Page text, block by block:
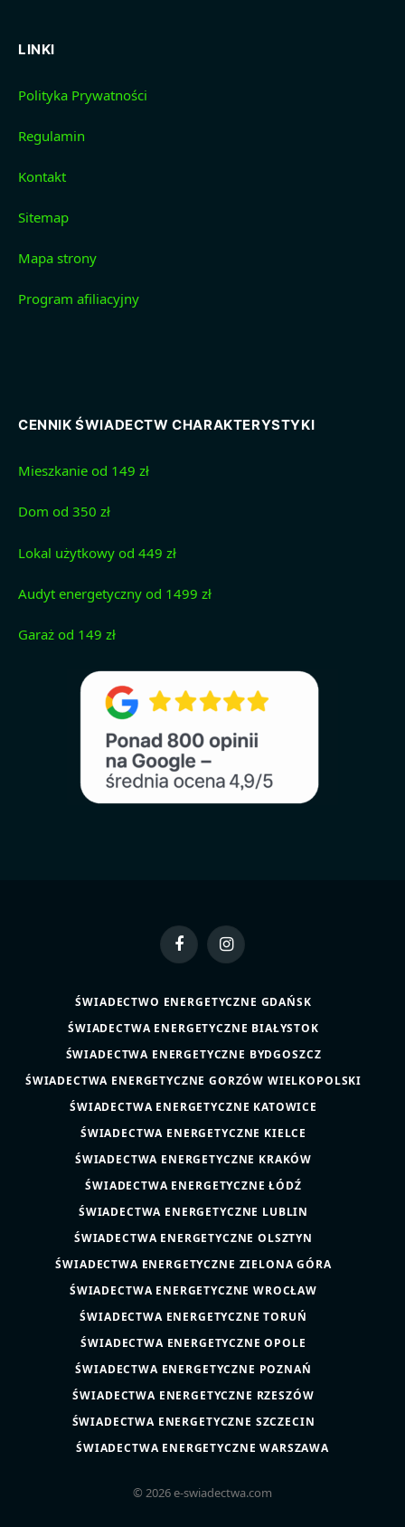
LINKI
Polityka Prywatności
Regulamin
Kontakt
Sitemap
Mapa strony
Program afiliacyjny
CENNIK ŚWIADECTW CHARAKTERYSTYKI
Mieszkanie od 149 zł
Dom od 350 zł
Lokal użytkowy od 449 zł
Audyt energetyczny od 1499 zł
Garaż od 149 zł
FacebookInstagram
ŚWIADECTWO ENERGETYCZNE GDAŃSK
ŚWIADECTWA ENERGETYCZNE BIAŁYSTOK
ŚWIADECTWA ENERGETYCZNE BYDGOSZCZ
ŚWIADECTWA ENERGETYCZNE GORZÓW WIELKOPOLSKI
ŚWIADECTWA ENERGETYCZNE KATOWICE
ŚWIADECTWA ENERGETYCZNE KIELCE
ŚWIADECTWA ENERGETYCZNE KRAKÓW
ŚWIADECTWA ENERGETYCZNE ŁÓDŹ
ŚWIADECTWA ENERGETYCZNE LUBLIN
ŚWIADECTWA ENERGETYCZNE OLSZTYN
ŚWIADECTWA ENERGETYCZNE ZIELONA GÓRA
ŚWIADECTWA ENERGETYCZNE WROCŁAW
ŚWIADECTWA ENERGETYCZNE TORUŃ
ŚWIADECTWA ENERGETYCZNE OPOLE
ŚWIADECTWA ENERGETYCZNE POZNAŃ
ŚWIADECTWA ENERGETYCZNE RZESZÓW
ŚWIADECTWA ENERGETYCZNE SZCZECIN
ŚWIADECTWA ENERGETYCZNE WARSZAWA
© 2026 e-swiadectwa.com